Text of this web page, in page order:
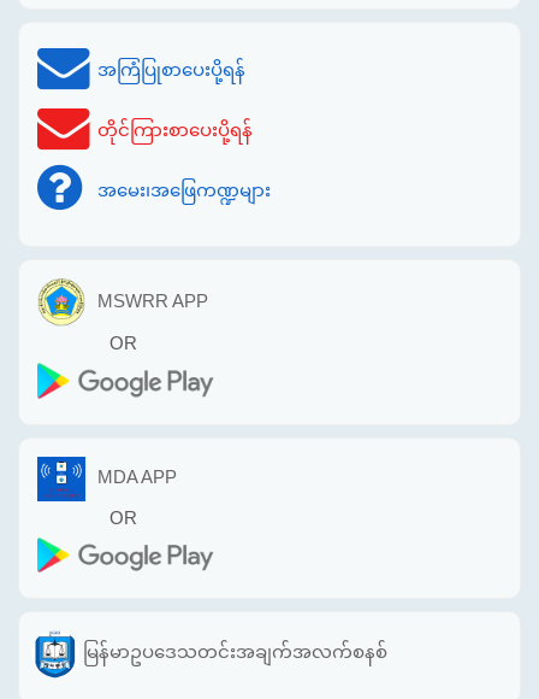
အကြံပြုစာပေးပို့ရန်
တိုင်ကြားစာပေးပို့ရန်
အမေး၊အဖြေကဏ္ဍများ
MSWRR APP
OR
MDA APP
OR
မြန်မာဥပဒေသတင်းအချက်အလက်စနစ်